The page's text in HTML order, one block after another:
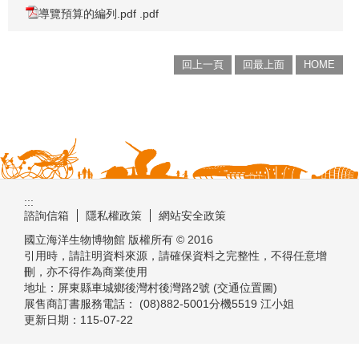
導覽預算的編列.pdf .pdf
回上一頁 回最上面 HOME
:::
諮詢信箱
隱私權政策
網站安全政策
國立海洋生物博物館 版權所有 © 2016
引用時，請註明資料來源，請確保資料之完整性，不得任意增
刪，亦不得作為商業使用
地址：屏東縣車城鄉後灣村後灣路2號 (交通位置圖)
展售商訂書服務電話： (08)882-5001分機5519 江小姐
更新日期： 115-07-22